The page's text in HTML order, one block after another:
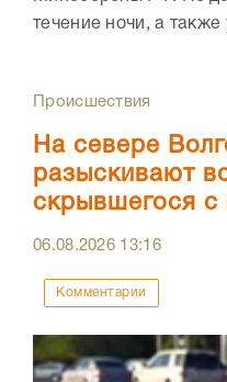
течение ночи, а также
Происшествия
На севере
разыскивают
скрывшегося с
06.08.2026 13:16
Комментарии